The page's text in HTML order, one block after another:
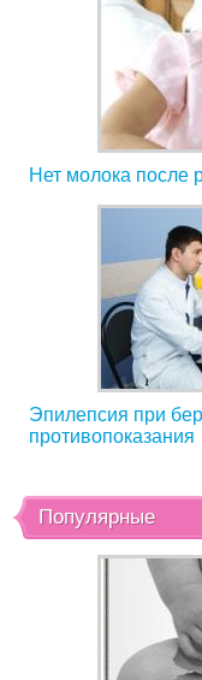
Нет молока после
Эпилепсия при
противопоказания
Популярные